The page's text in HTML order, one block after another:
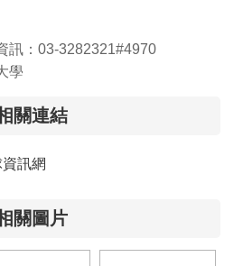
訊：03-3282321#4970
學
關連結
訊網
關圖片